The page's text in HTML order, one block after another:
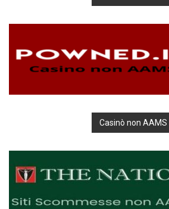
Casinò non AAMS